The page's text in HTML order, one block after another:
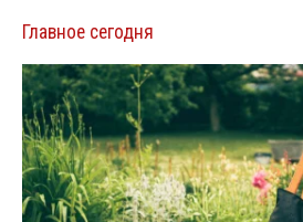
Главное сегодня